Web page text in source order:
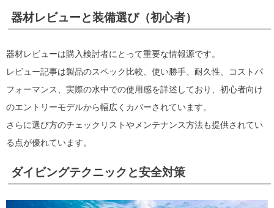
器材レビューと装備選び（初心者）
器材レビューは購入検討者にとって重要な情報源です。
レビュー記事は製品のスペック比較、使い勝手、耐久性、コストパ
フォーマンス、実際の水中での使用感を詳述しており、初心者向け
のエントリーモデルから幅広くカバーされています。
さらに選び方のチェックリストやメンテナンス方法も提供されてい
る点が優れています。
ダイビングテクニックと安全対策